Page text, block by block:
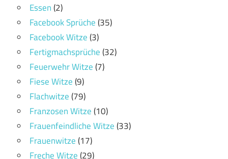
Essen(2)
Facebook Sprüche(35)
Facebook Witze(3)
Fertigmachsprüche(32)
Feuerwehr Witze(7)
Fiese Witze(9)
Flachwitze(79)
Franzosen Witze(10)
Frauenfeindliche Witze(33)
Frauenwitze(17)
Freche Witze(29)